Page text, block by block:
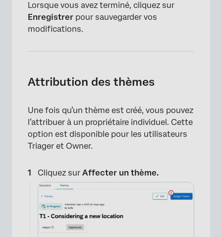
Lorsque vous avez terminé, cliquez sur
Enregistrer pour sauvegarder vos
modifications.
Attribution des thèmes
Une fois qu’un thème est créé, vous pouvez
l’attribuer à un propriétaire individuel. Cette
option est disponible pour les utilisateurs
Triager et Owner.
Cliquez sur Affecter un thème.